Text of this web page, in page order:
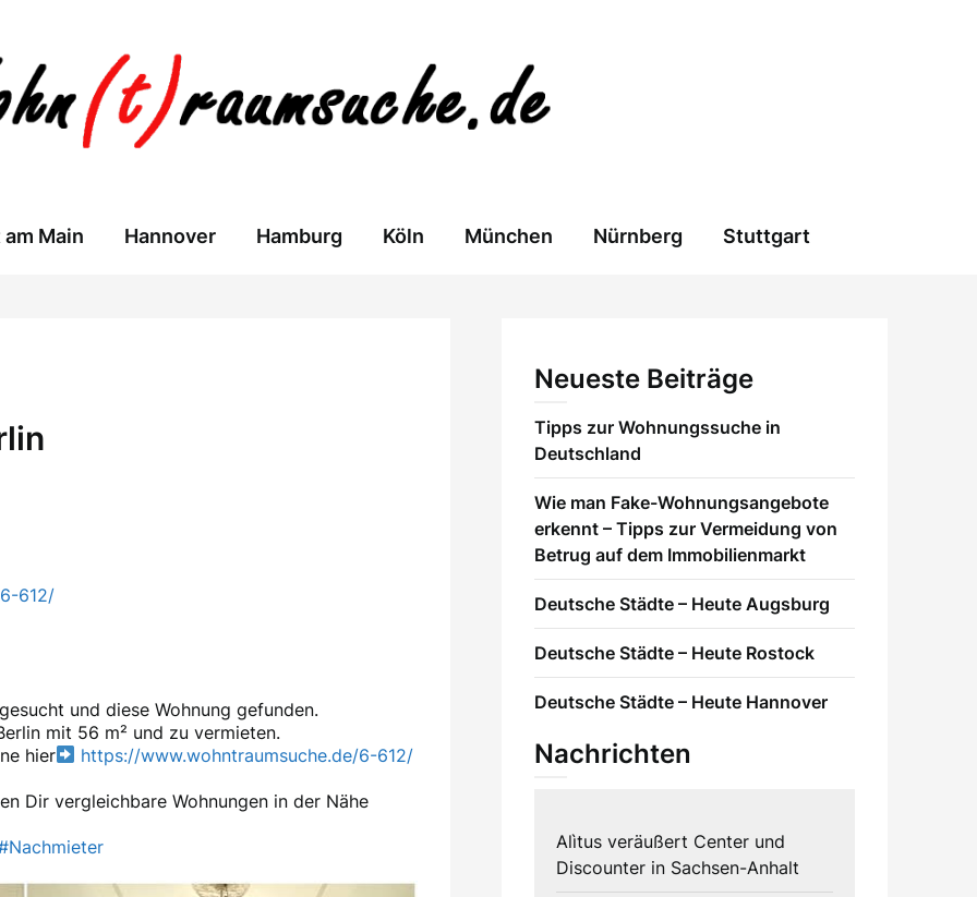
Main Hannover Hamburg Köln München Nürnberg Stuttgart
612/
und diese Wohnung gefunden.
mit 56 m² und zu vermieten.
hier
https://www.wohntraumsuche.de/6-612/
Dir vergleichbare Wohnungen in der Nähe
Neueste Beiträge
Tipps zur Wohnungssuche in
Deutschland
Wie man Fake-Wohnungsangebote
erkennt – Tipps zur Vermeidung von
Betrug auf dem Immobilienmarkt
Deutsche Städte – Heute Augsburg
Deutsche Städte – Heute Rostock
Deutsche Städte – Heute Hannover
Nachrichten
Alìtus veräußert Center und
Discounter in Sachsen-Anhalt